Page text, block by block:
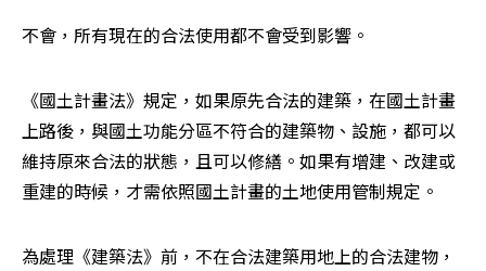
不會，所有現在的合法使用都不會受到影響。
《國土計畫法》規定，如果原先合法的建築，在國土計畫
上路後，與國土功能分區不符合的建築物、設施，都可以
維持原來合法的狀態，且可以修繕。如果有增建、改建或
重建的時候，才需依照國土計畫的土地使用管制規定。
為處理《建築法》前，不在合法建築用地上的合法建物，